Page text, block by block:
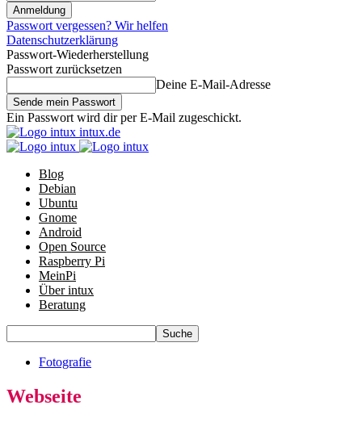
Passwort vergessen? Wir helfen
Datenschutzerklärung
Passwort-Wiederherstellung
Passwort zurücksetzen
Deine E-Mail-Adresse
Ein Passwort wird dir per E-Mail zugeschickt.
intux.de
Blog
Debian
Ubuntu
Gnome
Android
Open Source
Raspberry Pi
MeinPi
Über intux
Beratung
Fotografie
Webseite